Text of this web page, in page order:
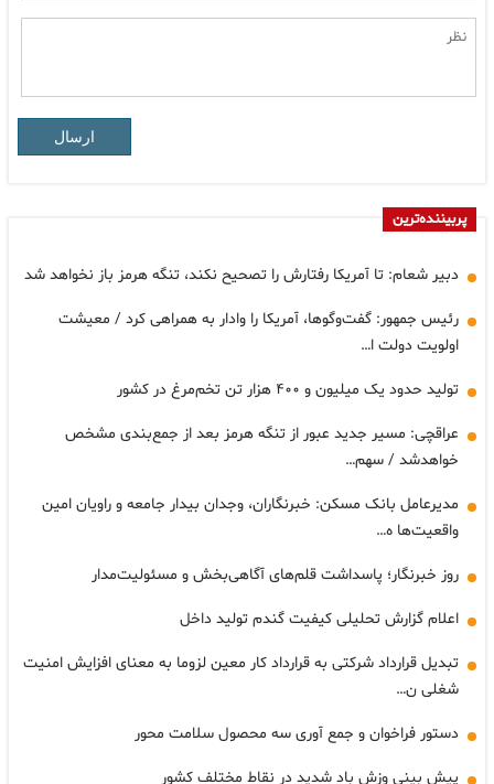
ارسال
پربیننده‌ترین
دبیر شعام: تا آمریکا رفتارش را تصحیح نکند، تنگه هرمز باز نخواهد شد
رئیس جمهور: گفت‌وگوها، آمریکا را وادار به همراهی کرد / معیشت
اولویت دولت ا…
تولید حدود یک میلیون و ۴۰۰ هزار تن تخم‌مرغ در کشور
عراقچی: مسیر جدید عبور از تنگه هرمز بعد از جمع‌بندی مشخص
خواهدشد / سهم…
مدیرعامل بانک مسکن: خبرنگاران، وجدان بیدار جامعه و راویان امین
واقعیت‌ها ه…
روز خبرنگار؛ پاسداشت قلم‌های آگاهی‌بخش و مسئولیت‌مدار
اعلام گزارش تحلیلی کیفیت گندم تولید داخل
تبدیل قرارداد شرکتی به قرارداد کار معین لزوما به معنای افزایش امنیت
شغلی ن…
دستور فراخوان و جمع آوری سه محصول سلامت محور
پیش بینی وزش باد شدید در نقاط مختلف کشور